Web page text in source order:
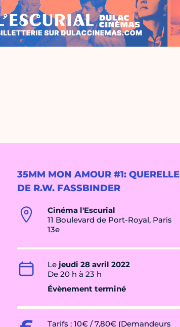
35MM MON AMOUR #1: QUERELLE
DE R.W. FASSBINDER
Cinéma l'Escurial
11 Boulevard de Port-Royal, Paris
13e
Le jeudi 28 avril 2022
De 20 h à 23 h
Évènement terminé
Tarifs : 10€ / 7,80€ (Demandeurs